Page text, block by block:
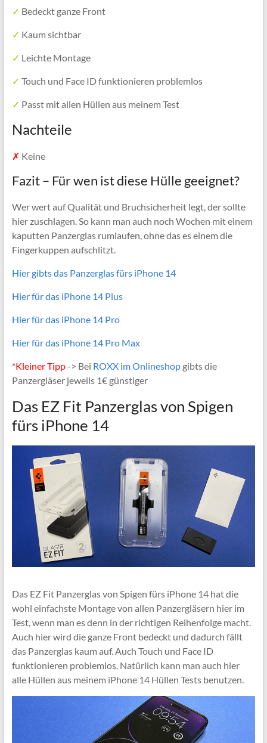
✓ Bedeckt ganze Front
✓ Kaum sichtbar
✓ Leichte Montage
✓ Touch und Face ID funktionieren problemlos
✓ Passt mit allen Hüllen aus meinem Test
Nachteile
✗ Keine
Fazit – Für wen ist diese Hülle geeignet?
Wer wert auf Qualität und Bruchsicherheit legt, der sollte
hier zuschlagen. So kann man auch noch Wochen mit einem
kaputten Panzerglas rumlaufen, ohne das es einem die
Fingerkuppen aufschlitzt.
Hier gibts das Panzerglas fürs iPhone 14
Hier für das iPhone 14 Plus
Hier für das iPhone 14 Pro
Hier für das iPhone 14 Pro Max
*Kleiner Tipp-> Bei ROXX im Onlineshopgibts die
Panzergläser jeweils 1€ günstiger
Das EZ Fit Panzerglas von Spigen
fürs iPhone 14
Das EZ Fit Panzerglas von Spigen fürs iPhone 14 hat die
wohl einfachste Montage von allen Panzergläsern hier im
Test, wenn man es denn in der richtigen Reihenfolge macht.
Auch hier wird die ganze Front bedeckt und dadurch fällt
das Panzerglas kaum auf. Auch Touch und Face ID
funktionieren problemlos. Natürlich kann man auch hier
alle Hüllen aus meinem iPhone 14 Hüllen Tests benutzen.